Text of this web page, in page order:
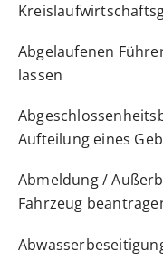
Abgelaufenen
lassen
Aufteilung eines
Abmeldung /
Fahrzeug